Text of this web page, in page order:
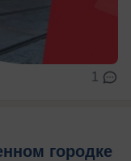
1
городке